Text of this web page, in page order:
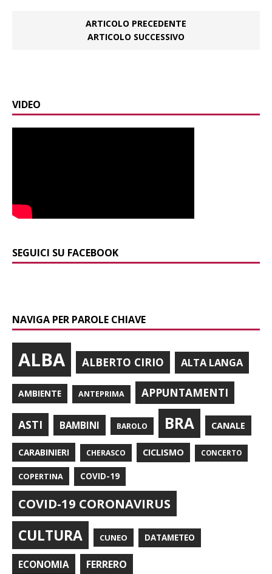
ARTICOLO PRECEDENTE
ARTICOLO SUCCESSIVO
VIDEO
SEGUICI SU FACEBOOK
NAVIGA PER PAROLE CHIAVE
ALBA ALBERTO CIRIO ALTA LANGA
AMBIENTE ANTEPRIMA APPUNTAMENTI
ASTI BAMBINI BAROLO BRA CANALE
CARABINIERI CHERASCO CICLISMO CONCERTO
COPERTINA COVID-19
COVID-19 CORONAVIRUS
CULTURA CUNEO DATAMETEO
ECONOMIA FERRERO